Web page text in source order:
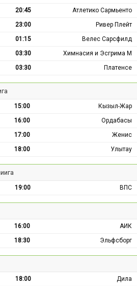
20:45
Атлетико Сармьенто
23:00
Ривер Плейт
01:15
Велес Сарсфилд
03:30
Химнасия и Эсгрима М
03:30 Платенсе
15:00
Кызыл-Жар
16:00
Ордабасы
17:00
Женис
18:00 Улытау
19:00 ВПС
16:00
АИК
18:30 Эльфсборг
18:00
Дила